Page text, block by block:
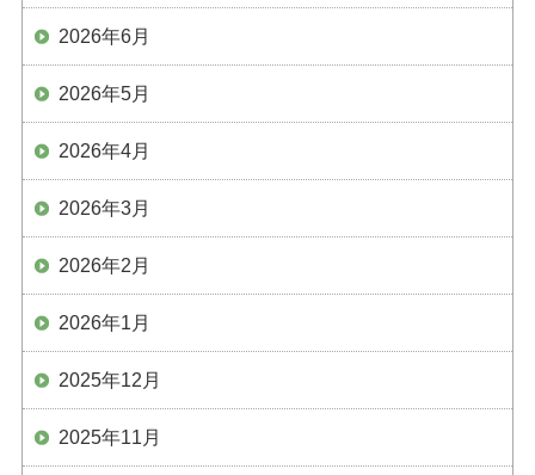
2026年6月
2026年5月
2026年4月
2026年3月
2026年2月
2026年1月
2025年12月
2025年11月